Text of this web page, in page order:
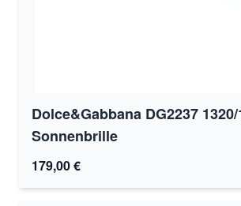
Dolce&Gabbana DG2237
Sonnenbrille
179,00 €